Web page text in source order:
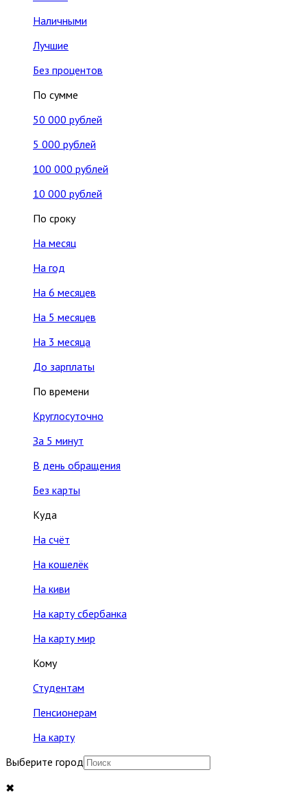
Наличными
Лучшие
Без процентов
По сумме
50 000 рублей
5 000 рублей
100 000 рублей
10 000 рублей
По сроку
На месяц
На год
На 6 месяцев
На 5 месяцев
На 3 месяца
До зарплаты
По времени
Круглосуточно
За 5 минут
В день обращения
Без карты
Куда
На счёт
На кошелёк
На киви
На карту сбербанка
На карту мир
Кому
Студентам
Пенсионерам
На карту
Выберите город
✖